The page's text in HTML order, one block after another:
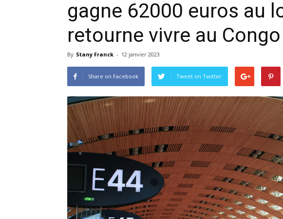
gagne 62000 euros au
retourne vivre au Congo
By Stany Franck - 12 janvier 2023
Share on Facebook Tweet on Twitter